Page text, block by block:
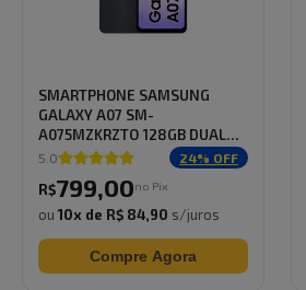
SMARTPHONE SAMSUNG
GALAXY A07 SM-
A075MZKRZTO 128GB DUAL
CHIP A...
5.0 24% OFF
R$799,00no Pix
ou10x de R$ 84,90 s/juros
Compre Agora